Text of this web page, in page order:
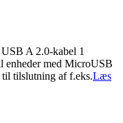
A 2.0-kabel 1
enheder med MicroUSB
tilslutning af f.eks.Læs